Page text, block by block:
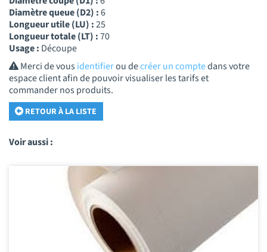
Diamètre queue (D2) :6
Longueur utile (LU) :25
Longueur totale (LT) :70
Usage : Découpe
Merci de vousidentifierou decréer un comptedans votre
espace client afin de pouvoir visualiser les tarifs et
commander nos produits.
RETOUR À LA LISTE
Voir aussi :